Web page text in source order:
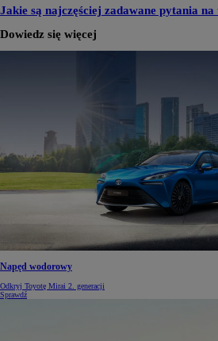
Jakie są najczęściej zadawane pytania
Dowiedz się więcej
Napęd wodorowy
Odkryj Toyotę Mirai 2. generacji
Sprawdź